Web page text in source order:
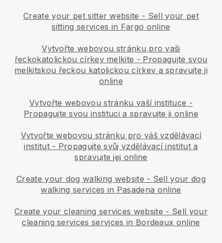
Create your pet sitter website - Sell your pet
sitting services in Fargo online
Vytvořte webovou stránku pro vaši
řeckokatolickou církev melkite - Propagujte svou
melkitskou řeckou katolickou církev a spravujte ji
online
Vytvořte webovou stránku vaší instituce -
Propagujte svou instituci a spravujte ji online
Vytvořte webovou stránku pro váš vzdělávací
institut- Propagujte svůj vzdělávací institut a
spravujte jej online
Create your dog walking website - Sell your dog
walking services in Pasadena online
Create your cleaning services website - Sell your
cleaning services services in Bordeaux online